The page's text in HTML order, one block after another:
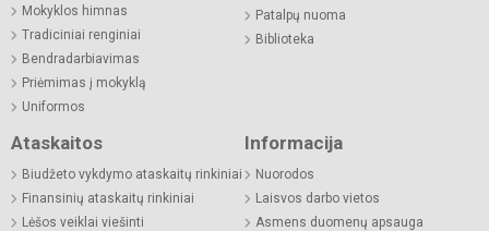
Mokyklos himnas
Tradiciniai renginiai
Bendradarbiavimas
Priėmimas į mokyklą
Uniformos
Patalpų nuoma
Biblioteka
Ataskaitos
Biudžeto vykdymo ataskaitų rinkiniai
Finansinių ataskaitų rinkiniai
Lėšos veiklai viešinti
Informacija
Nuorodos
Laisvos darbo vietos
Asmens duomenų apsauga